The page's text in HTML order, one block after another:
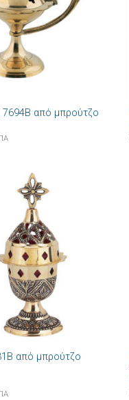
7694B από μπρούτζο
από μπρούτζο